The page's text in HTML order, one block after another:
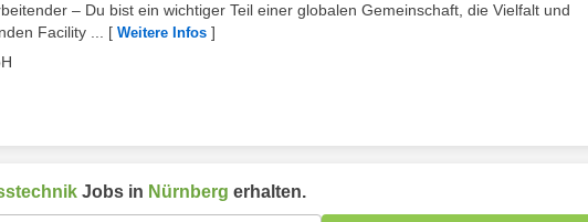
– Du bist ein wichtiger Teil einer globalen Gemeinschaft, die Vielfalt und
Facility ...
[ Weitere Infos ]
Jobs in Nürnberg erhalten.